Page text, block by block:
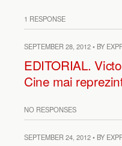
1 RESPONSE
SEPTEMBER 28, 2012 • BY
EDITORIAL.
Cine mai
NO RESPONSES
SEPTEMBER 24, 2012 • BY